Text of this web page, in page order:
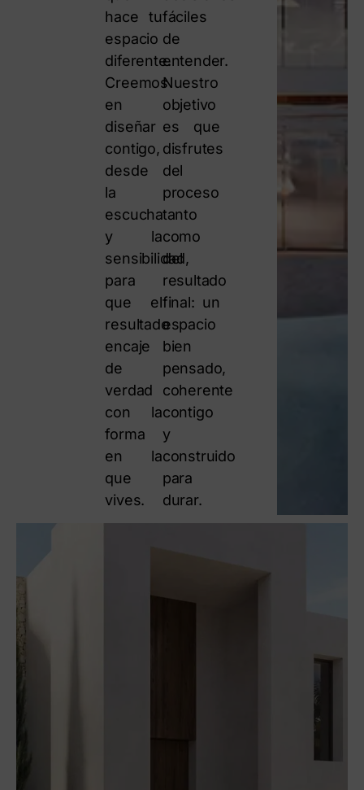
hace tu
espacio
diferente.
Creemos
en
diseñar
contigo,
desde
la
escucha
y la
sensibilidad,
para
que el
resultado
encaje
de
verdad
con la
forma
en la
que
vives.
fáciles
de
entender.
Nuestro
objetivo
es que
disfrutes
del
proceso
tanto
como
del
resultado
final: un
espacio
bien
pensado,
coherente
contigo
y
construido
para
durar.